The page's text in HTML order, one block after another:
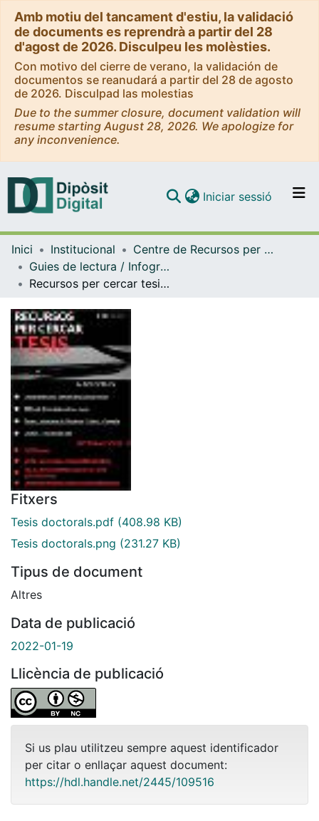
Amb motiu del tancament d'estiu, la validació
de documents es reprendrà a partir del 28
d'agost de 2026. Disculpeu les molèsties.
Con motivo del cierre de verano, la validación de
documentos se reanudará a partir del 28 de agosto
de 2026. Disculpad las molestias
Due to the summer closure, document validation will
resume starting August 28, 2026. We apologize for
any inconvenience.
Navega per tot el DD
Com publicar
Iniciar sessió (current)
Inici Institucional
Centre de Recursos per a l'Aprenentatge i la Investigació (CRAI-UB) - Institucional
Guies de lectura / Infografies / Recomanacions (CRAI-UB)
Recursos per cercar tesis [Infografia]
Fitxers
Tesis doctorals.pdf (408.98 KB)
Tesis doctorals.png (231.27 KB)
Tipus de document
Altres
Data de publicació
2022-01-19
Llicència de publicació
Si us plau utilitzeu sempre aquest identificador
per citar o enllaçar aquest document:
https://hdl.handle.net/2445/109516